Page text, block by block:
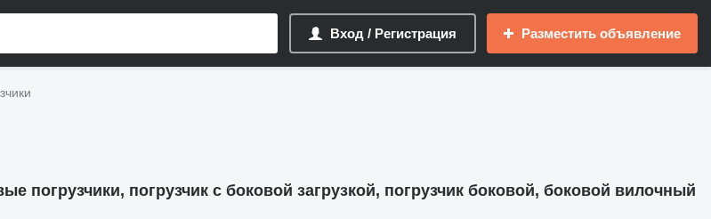
Вход / Регистрация Разместить объявление
погрузчики, погрузчик с боковой загрузкой, погрузчик боковой, боковой вилочный